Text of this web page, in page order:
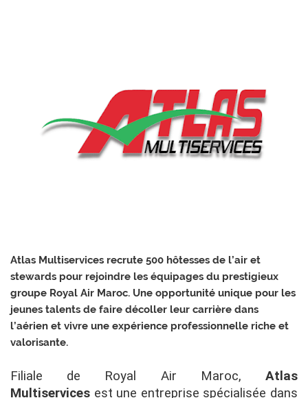
Atlas Multiservices recrute 500 hôtesses de l’air et
stewards pour rejoindre les équipages du prestigieux
groupe Royal Air Maroc. Une opportunité unique pour les
jeunes talents de faire décoller leur carrière dans
l’aérien et vivre une expérience professionnelle riche et
valorisante.
Filiale de Royal Air Maroc, Atlas
Multiservices est une entreprise spécialisée dans